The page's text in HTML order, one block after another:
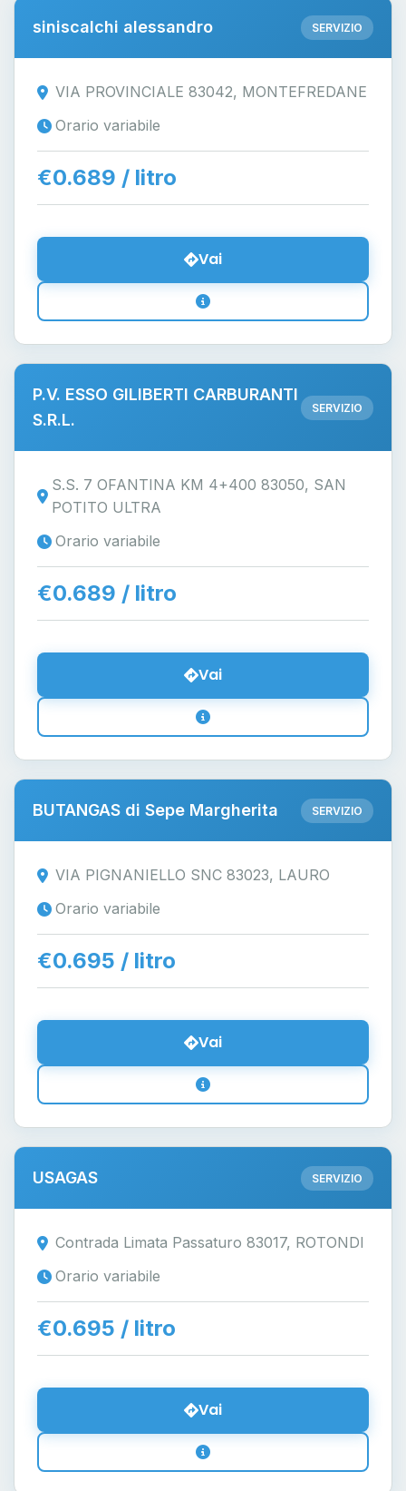
siniscalchi alessandro SERVIZIO
VIA PROVINCIALE 83042, MONTEFREDANE
Orario variabile
€0.689 / litro
Vai
P.V. ESSO GILIBERTI CARBURANTI
S.R.L.
SERVIZIO
S.S. 7 OFANTINA KM 4+400 83050, SAN
POTITO ULTRA
Orario variabile
€0.689 / litro
Vai
BUTANGAS di Sepe Margherita SERVIZIO
VIA PIGNANIELLO SNC 83023, LAURO
Orario variabile
€0.695 / litro
Vai
USAGAS SERVIZIO
Contrada Limata Passaturo 83017, ROTONDI
Orario variabile
€0.695 / litro
Vai